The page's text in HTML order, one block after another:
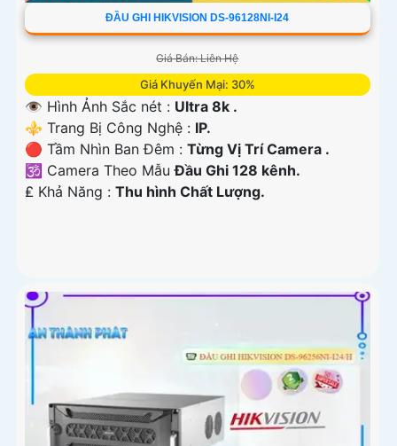
ĐẦU GHI HIKVISION DS-96128NI-I24
Giá Bán: Liên Hệ
Giá Khuyến Mại: 30%
👁 Hình Ảnh Sắc nét : Ultra 8k .
⚜️ Trang Bị Công Nghệ : IP.
🔴 Tầm Nhìn Ban Đêm : Từng Vị Trí Camera .
🕉️ Camera Theo MẫuĐầu Ghi 128 kênh.
️₤ Khả Năng : Thu hình Chất Lượng.